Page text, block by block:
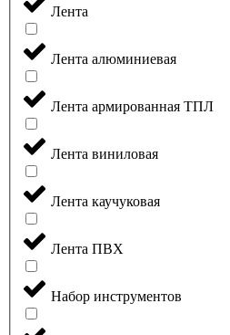
Лента
Лента алюминиевая
Лента армированная ТПЛ
Лента виниловая
Лента каучуковая
Лента ПВХ
Набор инструментов